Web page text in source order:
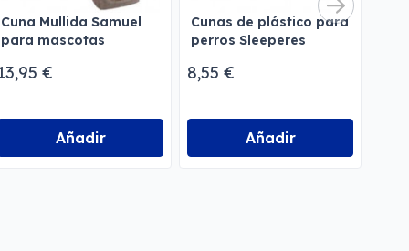
Cuna Mullida Samuel
para mascotas
€
Añadir
Cunas de plástico para
perros Sleeperes
8,55 €
Añadir